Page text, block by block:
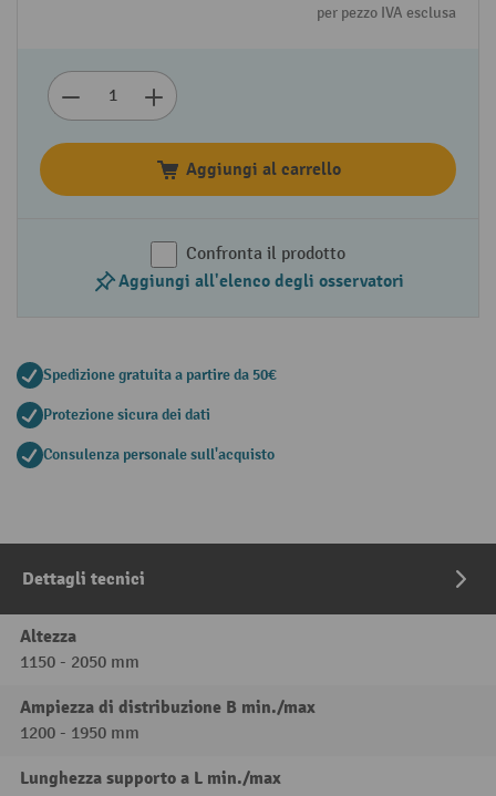
per pezzo IVA esclusa
Aggiungi al carrello
Confronta il prodotto
Aggiungi all'elenco degli osservatori
Spedizione gratuita a partire da 50€
Protezione sicura dei dati
Consulenza personale sull'acquisto
Dettagli tecnici
Altezza
1150 - 2050 mm
Ampiezza di distribuzione B min./max
1200 - 1950 mm
Lunghezza supporto a L min./max